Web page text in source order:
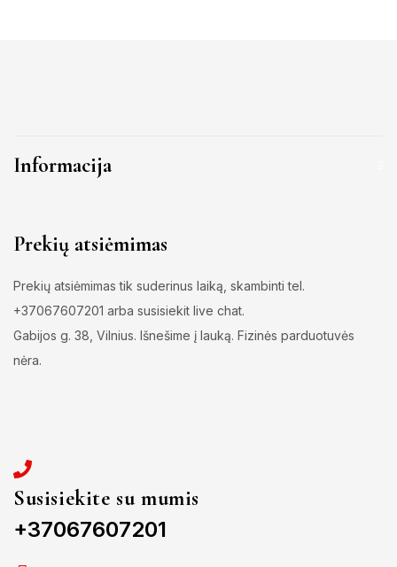
Informacija
Prekių atsiėmimas
Prekių atsiėmimas tik suderinus laiką, skambinti tel.
+37067607201 arba susisiekit live chat.
Gabijos g. 38, Vilnius. Išnešime į lauką. Fizinės parduotuvės
nėra.
Susisiekite su mumis
+37067607201